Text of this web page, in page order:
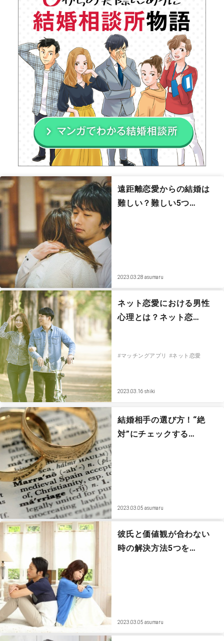
遠距離恋愛からの結婚は
難しい？難しい5つ…
2023.03.28 asumaru
ネット恋愛における男性
心理とは？ネット恋…
#マッチングアプリ #ネット恋愛
2023.03.16 shiki
結婚相手の選び方！“絶
対”にチェックする…
2023.03.05 asumaru
彼氏と価値観が合わない
時の解決方法5つを…
2023.03.05 asumaru